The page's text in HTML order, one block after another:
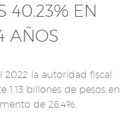
40.23% EN
AÑOS
2022 la autoridad fiscal
billones de pesos en
de 26.4%.